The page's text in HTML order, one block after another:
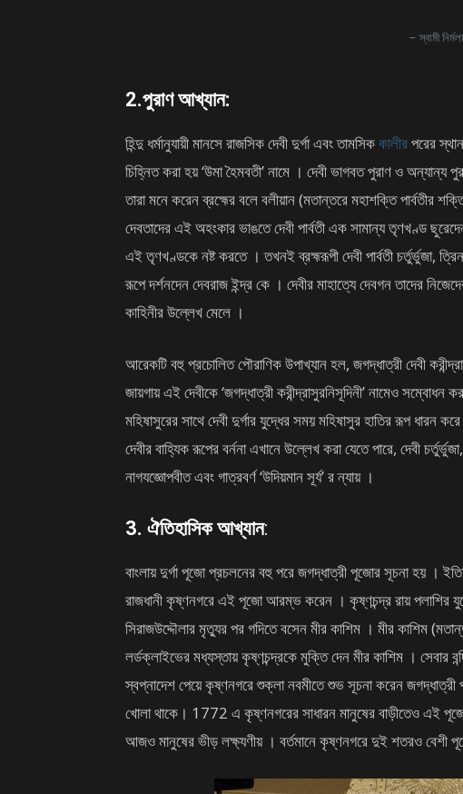
– স্বামী
2.পুরাণ আখ্যান:
হিন্দু ধর্মানুযায়ী মানসে রাজসিক দেবী দুর্গা এবং তামসিককালীরপরের
চিহ্নিত করা হয় ‘উমা হৈমবতী’ নামে । দেবী ভাগবত পুরাণ ও
তারা মনে করেন ব্রহ্মের বলে বলীয়ান (মতান্তরে মহাশক্তি পার্বতীর
দেবতাদের এই অহংকার ভাঙতে দেবী পার্বতী এক সামান্য তৃণখণ্ড
এই তৃণখণ্ডকে নষ্ট করতে । তখনই ব্রহ্মরূপী দেবী পার্বতী চর্তুর্ভুজা,
রূপে দর্শনদেন দেবরাজ ইন্দ্র কে । দেবীর মাহাত্যে দেবগন তাদের
কাহিনীর উল্লেখ মেলে ।
আরেকটি বহু প্রচোলিত পৌরাণিক উপাখ্যান হল, জগদ্ধাত্রী দেবী
জায়গায় এই দেবীকে ‘জগদ্ধাত্রী করীন্দ্রাসুরনিসূদিনী’ নামেও
মহিষাসুরের সাথে দেবী দুর্গার যুদ্ধের সময় মহিষাসুর হাতির রূপ ধারন
দেবীর বাহ্যিক রূপের বর্ননা এখানে উল্লেখ করা যেতে পারে, দেবী
নাগযজ্ঞোপবীত এবং গাত্রবর্ণ ‘উদিয়মান সূর্য’ র ন্যায় ।
3. ঐতিহাসিক আখ্যান:
বাংলায় দুর্গা পূজো প্রচলনের বহু পরে জগদ্ধাত্রী পূজোর সূচনা হয় ।
রাজধানী কৃষ্ণনগরে এই পূজোআরম্ভ করেন । কৃষ্ণচন্দ্র রায় পলাশির
সিরাজউদ্দৌলার মৃত্যুর পর গদিতে বসেন মীর কাশিম । মীর কাশিম
লর্ডক্লাইভের মধ্যস্তায় কৃষ্ণচন্দ্রকে মুক্তি দেন মীর কাশিম । সেবার
স্বপ্নাদেশ পেয়ে কৃষ্ণনগরে শুক্লা নবমীতে শুভ সূচনা করেন
খোলা থাকে। 1772 এ কৃষ্ণনগরের সাধারন মানুষের বাড়ীতেও এই
আজও মানুষের ভীড় লক্ষ্যণীয় । বর্তমানে কৃষ্ণনগরে দুই শতরও বেশী